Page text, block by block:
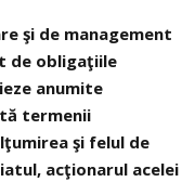
şi de management
de obligaţiile
anumite
termenii
şi felul de
acţionarul acelei